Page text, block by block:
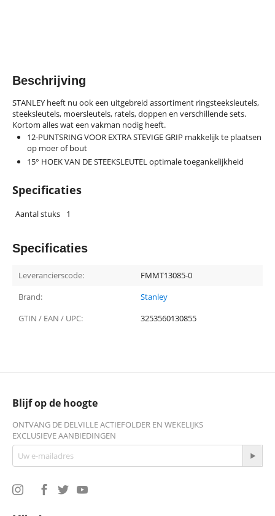
Beschrijving
STANLEY heeft nu ook een uitgebreid assortiment ringsteeksleutels,
steeksleutels, moersleutels, ratels, doppen en verschillende sets.
Kortom alles wat een vakman nodig heeft.
12-PUNTSRING VOOR EXTRA STEVIGE GRIP makkelijk te plaatsen
op moer of bout
15° HOEK VAN DE STEEKSLEUTEL optimale toegankelijkheid
Specificaties
Aantal stuks 1
Specificaties
Leverancierscode:
FMMT13085-0
Brand:
Stanley
GTIN / EAN / UPC:
3253560130855
Blijf op de hoogte
ONTVANG DE DELVILLE ACTIEFOLDER EN WEKELIJKS
EXCLUSIEVE AANBIEDINGEN